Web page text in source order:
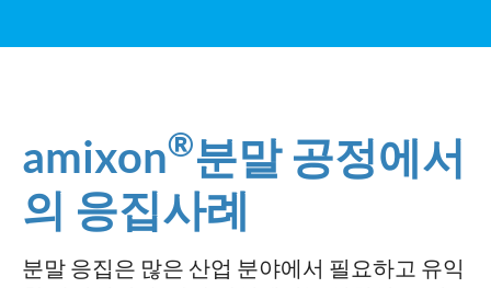
amixon®분말 공정에서
의 응집사례
분말 응집은 많은 산업 분야에서 필요하고 유익